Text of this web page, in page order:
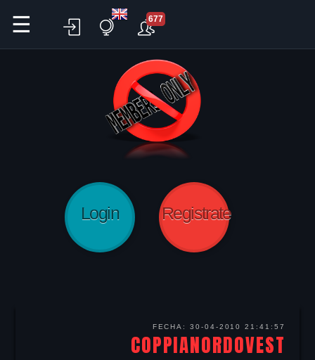
677
☰
Login Registrate
FECHA:30-04-2010 21:41:57
COPPIANORDOVEST